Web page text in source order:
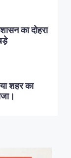
का दोहरा
शहर का